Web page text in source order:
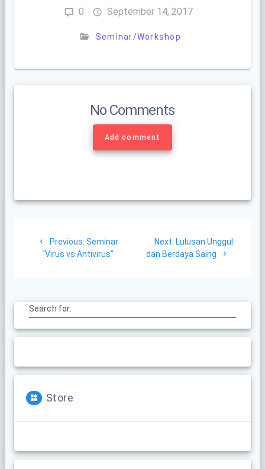
0 September 14, 2017
Seminar/Workshop
No Comments
Add comment
navigation
Previous: Previous
post:
Seminar
“Virus vs Antivirus”
Next: Next
post:
Lulusan Unggul
dan Berdaya Saing
Search for:
Store